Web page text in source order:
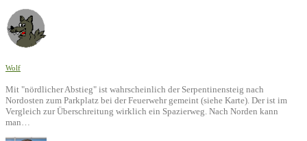
Wolf
Mit "nördlicher Abstieg" ist wahrscheinlich der Serpentinensteig nach
Nordosten zum Parkplatz bei der Feuerwehr gemeint (siehe Karte). Der ist im
Vergleich zur Überschreitung wirklich ein Spazierweg. Nach Norden kann
man…